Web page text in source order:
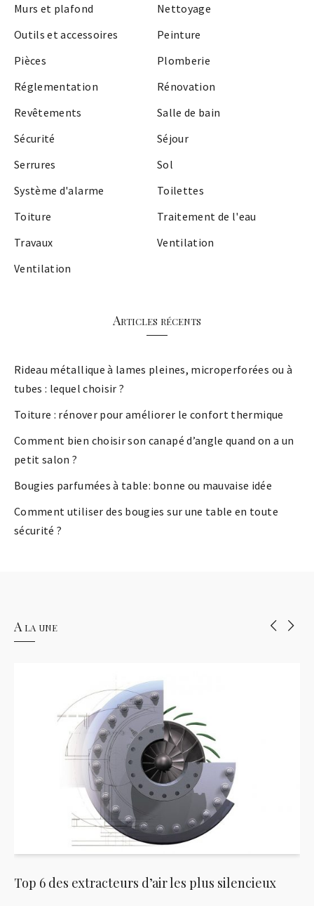
Murs et plafond
Nettoyage
Outils et accessoires
Peinture
Pièces
Plomberie
Réglementation
Rénovation
Revêtements
Salle de bain
Sécurité
Séjour
Serrures
Sol
Système d'alarme
Toilettes
Toiture
Traitement de l'eau
Travaux
Ventilation
Ventilation
Articles récents
Rideau métallique à lames pleines, microperforées ou à
tubes : lequel choisir ?
Toiture : rénover pour améliorer le confort thermique
Comment bien choisir son canapé d’angle quand on a un
petit salon ?
Bougies parfumées à table: bonne ou mauvaise idée
Comment utiliser des bougies sur une table en toute
sécurité ?
A la une
Top 6 des extracteurs d’air les plus silencieux